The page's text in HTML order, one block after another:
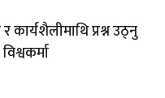
कार्यशैलीमाथि प्रश्न उठ्नु